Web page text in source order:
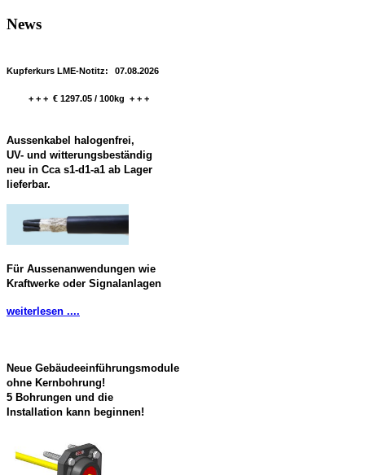
News
Kupferkurs LME-Notitz: 07.08.2026
+ + + € 1297.05 / 100kg + + +
Aussenkabel halogenfrei,
UV- und witterungsbeständig
neu in Cca s1-d1-a1 ab Lager
lieferbar.
Für Aussenanwendungen wie
Kraftwerke oder Signalanlagen
weiterlesen ....
Neue Gebäudeeinführungsmodule
ohne Kernbohrung!
5 Bohrungen und die
Installation kann beginnen!